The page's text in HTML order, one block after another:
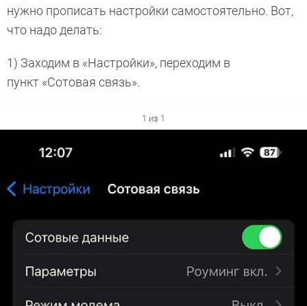
нужно прописать настройки самостоятельно. Вот,
что надо делать:
1) Заходим в «Настройки», переходим в
пункт «Сотовая связь».
1 из 1